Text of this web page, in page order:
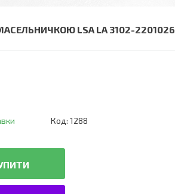
LSA LA 3102-2201026
Код: 1288